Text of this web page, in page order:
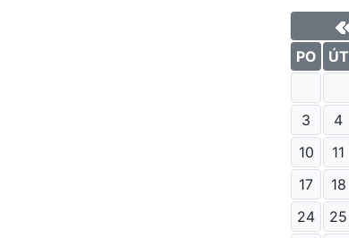
PO
ÚT
3
4
10
11
17
18
24
25